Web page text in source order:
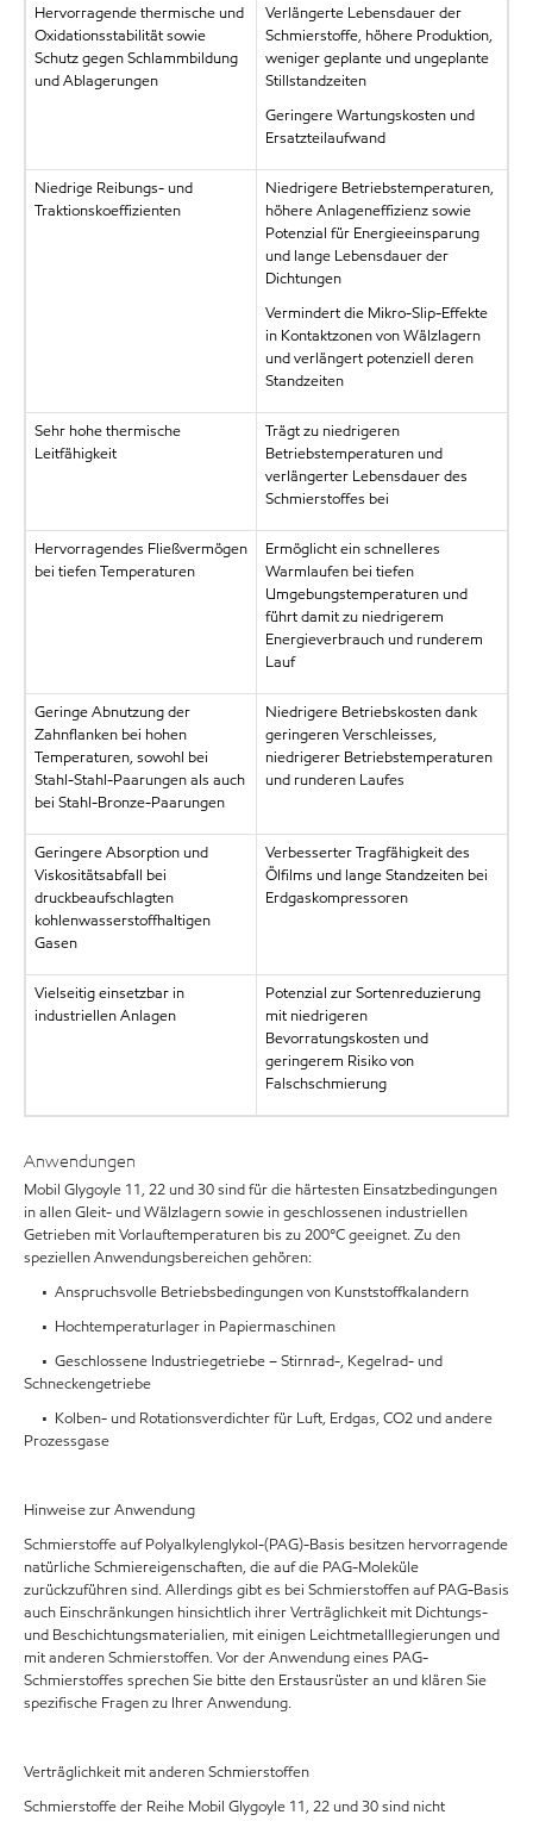
Hervorragende thermische und
Oxidationsstabilität sowie
Schutz gegen Schlammbildung
und Ablagerungen
Verlängerte Lebensdauer der
Schmierstoffe, höhere Produktion,
weniger geplante und ungeplante
Stillstandzeiten
Geringere Wartungskosten und
Ersatzteilaufwand
Niedrige Reibungs- und
Traktionskoeffizienten
Niedrigere Betriebstemperaturen,
höhere Anlageneffizienz sowie
Potenzial für Energieeinsparung
und lange Lebensdauer der
Dichtungen
Vermindert die Mikro-Slip-Effekte
in Kontaktzonen von Wälzlagern
und verlängert potenziell deren
Standzeiten
Sehr hohe thermische
Leitfähigkeit
Trägt zu niedrigeren
Betriebstemperaturen und
verlängerter Lebensdauer des
Schmierstoffes bei
Hervorragendes Fließvermögen
bei tiefen Temperaturen
Ermöglicht ein schnelleres
Warmlaufen bei tiefen
Umgebungstemperaturen und
führt damit zu niedrigerem
Energieverbrauch und runderem
Lauf
Geringe Abnutzung der
Zahnflanken bei hohen
Temperaturen, sowohl bei
Stahl-Stahl-Paarungen als auch
bei Stahl-Bronze-Paarungen
Niedrigere Betriebskosten dank
geringeren Verschleisses,
niedrigerer Betriebstemperaturen
und runderen Laufes
Geringere Absorption und
Viskositätsabfall bei
druckbeaufschlagten
kohlenwasserstoffhaltigen
Gasen
Verbesserter Tragfähigkeit des
Ölfilms und lange Standzeiten bei
Erdgaskompressoren
Vielseitig einsetzbar in
industriellen Anlagen
Potenzial zur Sortenreduzierung
mit niedrigeren
Bevorratungskosten und
geringerem Risiko von
Falschschmierung
Anwendungen
Mobil Glygoyle 11, 22 und 30 sind für die härtesten Einsatzbedingungen
in allen Gleit- und Wälzlagern sowie in geschlossenen industriellen
Getrieben mit Vorlauftemperaturen bis zu 200°C geeignet. Zu den
speziellen Anwendungsbereichen gehören:
• Anspruchsvolle Betriebsbedingungen von Kunststoffkalandern
• Hochtemperaturlager in Papiermaschinen
• Geschlossene Industriegetriebe – Stirnrad-, Kegelrad- und
Schneckengetriebe
• Kolben- und Rotationsverdichter für Luft, Erdgas, CO2 und andere
Prozessgase
Hinweise zur Anwendung
Schmierstoffe auf Polyalkylenglykol-(PAG)-Basis besitzen hervorragende
natürliche Schmiereigenschaften, die auf die PAG-Moleküle
zurückzuführen sind. Allerdings gibt es bei Schmierstoffen auf PAG-Basis
auch Einschränkungen hinsichtlich ihrer Verträglichkeit mit Dichtungs-
und Beschichtungsmaterialien, mit einigen Leichtmetalllegierungen und
mit anderen Schmierstoffen. Vor der Anwendung eines PAG-
Schmierstoffes sprechen Sie bitte den Erstausrüster an und klären Sie
spezifische Fragen zu Ihrer Anwendung.
Verträglichkeit mit anderen Schmierstoffen
Schmierstoffe der Reihe Mobil Glygoyle 11, 22 und 30 sind nicht